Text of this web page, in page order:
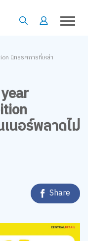
นิทรรศการที่เหล่า
นอร์พลาดไม่
Share